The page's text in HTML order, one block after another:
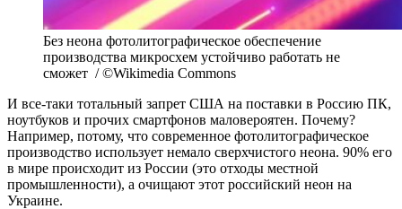
Без неона фотолитографическое обеспечение
производства микросхем устойчиво работать не
сможет / ©Wikimedia Commons
И все-таки тотальный запрет США на поставки в Россию ПК,
ноутбуков и прочих смартфонов маловероятен. Почему?
Например, потому, что современное фотолитографическое
производство использует немало сверхчистого неона. 90% его
в мире происходит из России (это отходы местной
промышленности), а очищают этот российский неон на
Украине.